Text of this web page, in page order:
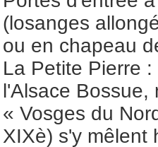
(losanges
ou en chapeau
La Petite Pierre
l'Alsace
« Vosges du
XIXè) s'y mêlent